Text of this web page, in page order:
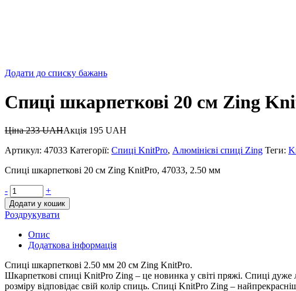
Додати до списку бажань
Спиці шкарпеткові 20 см Zing
Ціна233UAHАкція 195 UAH
Артикул: 47033 Категорії: Спиці KnitPro, Алюмінієві спиці Zing Теги:
Спиці шкарпеткові 20 см Zing KnitPro, 47033, 2.50 мм
- +
Додати у кошик
Роздрукувати
Опис
Додаткова інформація
Спиці шкарпеткові 2.50 мм 20 см Zing KnitPro.
Шкарпеткові спиці KnitPro Zing – це новинка у світі пряжі. Спиці дуже
розміру відповідає свій колір спиць. Спиці KnitPro Zing –